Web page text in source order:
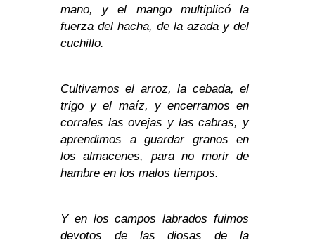
mano, y el mango multiplicó la
fuerza del hacha, de la azada y del
cuchillo.
Cultivamos el arroz, la cebada, el
trigo y el maíz, y encerramos en
corrales las ovejas y las cabras, y
aprendimos a guardar granos en
los almacenes, parano morir de
hambre en los malos tiempos.
Y en los campos labrados fuimos
devotos de las diosas de la